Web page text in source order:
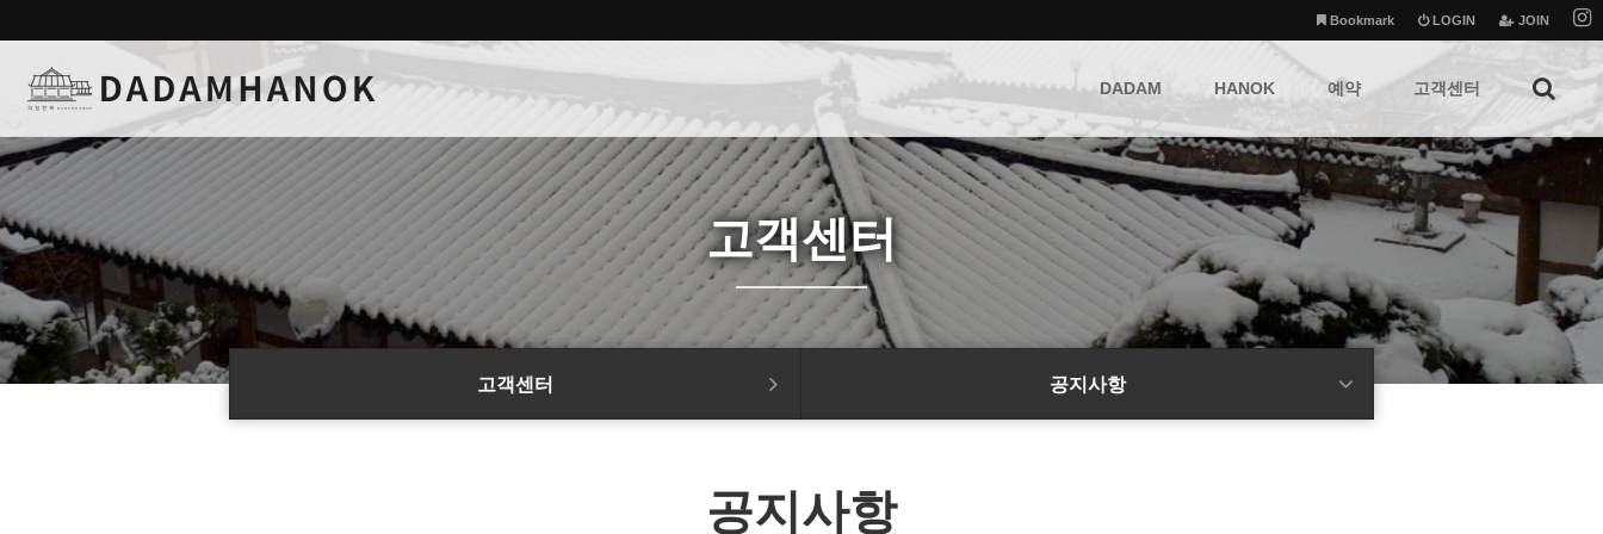
JOIN
LOGIN
Bookmark
DADAM
하위분류
HANOK
하위분류
예약
하위분류
고객센터
하위분류
고객센터
고객센터 공지사항
공지사항